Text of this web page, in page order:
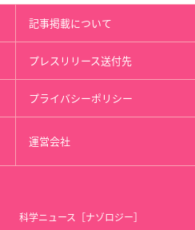
記事掲載について
プレスリリース送付先
プライバシーポリシー
運営会社
科学ニュース［ナゾロジー］